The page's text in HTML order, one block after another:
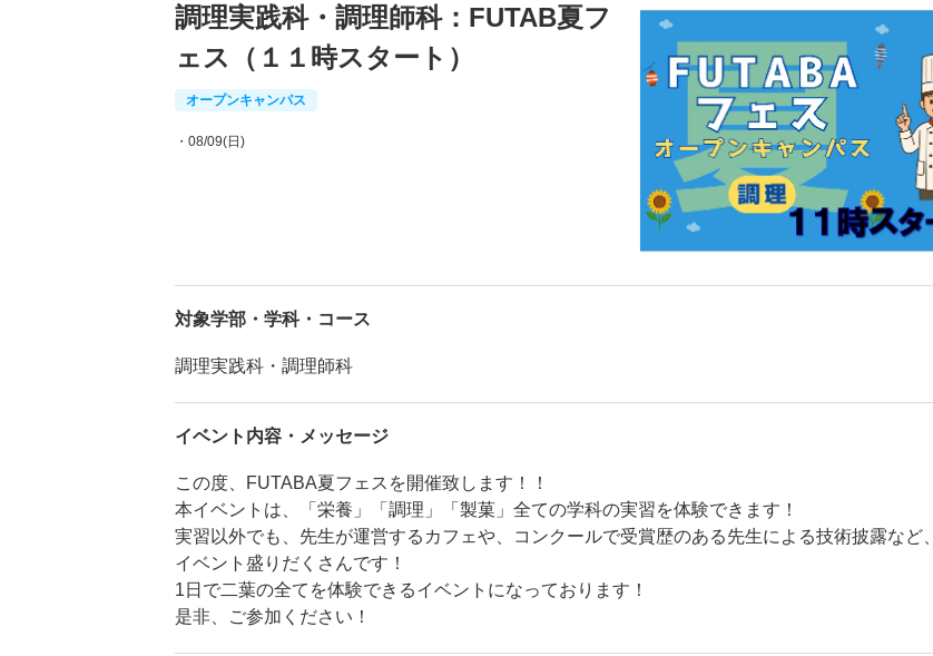
調理実践科・調理師科：FUTAB夏フ
ェス（１１時スタート）
オープンキャンパス
・08/09(日)
対象学部・学科・コース
調理実践科・調理師科
イベント内容・メッセージ
この度、FUTABA夏フェスを開催致します！！
本イベントは、「栄養」「調理」「製菓」全ての学科の実習を体験できます！
実習以外でも、先生が運営するカフェや、コンクールで受賞歴のある先生による技術披露など、
イベント盛りだくさんです！
1日で二葉の全てを体験できるイベントになっております！
是非、ご参加ください！